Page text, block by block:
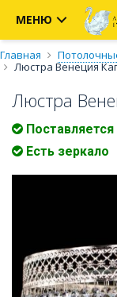
МЕНЮ
Главная
Люстра Венеция
Люстра
Есть зеркало